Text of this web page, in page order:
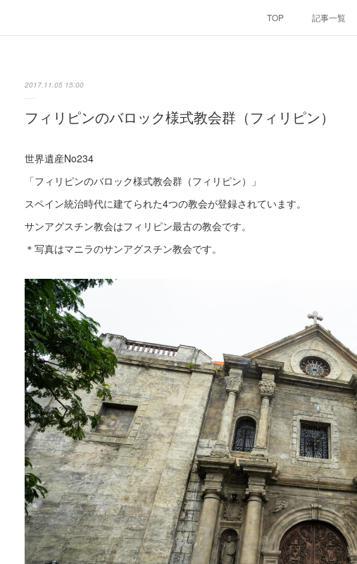
TOP 記事一覧
2017.11.05 15:00
フィリピンのバロック様式教会群（フィリピン）
世界遺産No234
「フィリピンのバロック様式教会群（フィリピン）」
スペイン統治時代に建てられた4つの教会が登録されています。
サンアグスチン教会はフィリピン最古の教会です。
＊写真はマニラのサンアグスチン教会です。